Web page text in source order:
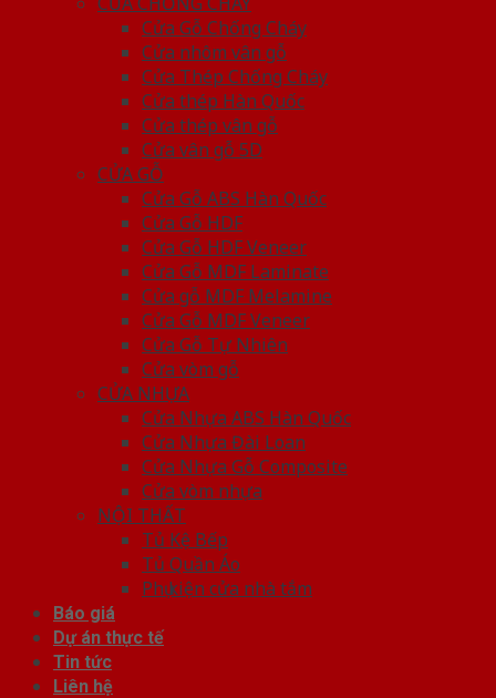
Cửa Gỗ Chống Cháy
Cửa nhôm vân gỗ
Cửa Thép Chống Cháy
Cửa thép Hàn Quốc
Cửa thép vân gỗ
Cửa vân gỗ 5D
CỬA GỖ
Cửa Gỗ ABS Hàn Quốc
Cửa Gỗ HDF
Cửa Gỗ HDF Veneer
Cửa Gỗ MDF Laminate
Cửa gỗ MDF Melamine
Cửa Gỗ MDF Veneer
Cửa Gỗ Tự Nhiên
Cửa vòm gỗ
CỬA NHỰA
Cửa Nhựa ABS Hàn Quốc
Cửa Nhựa Đài Loan
Cửa Nhựa Gỗ Composite
Cửa vòm nhựa
NỘI THẤT
Tủ Kệ Bếp
Tủ Quần Áo
Phụ kiện cửa nhà tắm
Báo giá
Dự án thực tế
Tin tức
Liên hệ